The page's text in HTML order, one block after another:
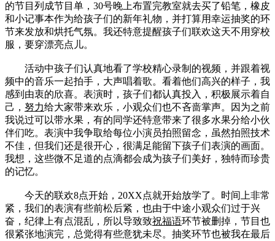
的节目列成节目单，30号晚上布置完教室就去买了铅笔，橡皮
和小记事本作为给孩子们的新年礼物，并打算用幸运抽奖的环
节来发放和烘托气氛。我还特意提醒孩子们联欢这天不用穿校
服，要穿漂亮点儿。
活动中孩子们认真地看了学校精心录制的视频，并跟着视
频中的音乐一起拍手，大声唱着歌。看着他们高兴的样子，我
感到由衷的欣喜。表演时，孩子们都认真投入，积极展示着自
己， 努力给大家带来欢乐，小观众们也不吝啬掌声。因为之前
我说过可以带水果，有的同学还特意带来了很多水果分给小伙
伴们吃。表演中我争取给每位小演员拍照留念，虽然拍照技术
不佳，但我们还是很开心，很满足能留下孩子们表演的画面。
我想，这些微不足道的点滴都会成为孩子们美好，独特而珍贵
的记忆。
今天的联欢8点开始，20XX点就开始放学了。时间上非常
紧，我们的表演有些前松后紧，也由于中途小观众们过于兴
奋，纪律上有点混乱，所以导致致祝福语环节被删掉，节目也
很紧张地演完，总觉得有些意犹未尽。抽奖环节也被我在最后